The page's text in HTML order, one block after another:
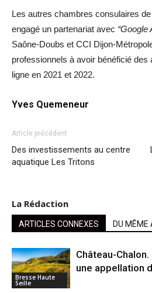
Les autres chambres consulaires
engagé un partenariat avec “Google
Saône-Doubs et CCI Dijon-
professionnels à avoir bénéficié
ligne en 2021 et 2022.
Yves Quemeneur
Article précédent
Des investissements au centre
aquatique Les Tritons
La Rédaction
ARTICLES CONNEXES DU MÊME
Bresse Haute
Seille
Château-
une appellation